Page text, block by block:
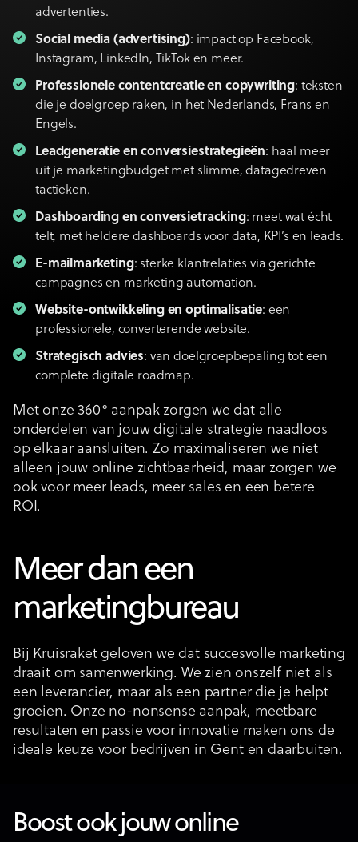
advertenties.
Social media (advertising): impact op Facebook,
Instagram, LinkedIn, TikTok en meer.
Professionele contentcreatie en copywriting: teksten
die je doelgroep raken, in het Nederlands, Frans en
Engels.
Leadgeneratie en conversiestrategieën: haal meer
uit je marketingbudget met slimme, datagedreven
tactieken.
Dashboarding en conversietracking: meet wat écht
telt, met heldere dashboards voor data, KPI’s en leads.
E-mailmarketing: sterke klantrelaties via gerichte
campagnes en marketing automation.
Website-ontwikkeling en optimalisatie: een
professionele, converterende website.
Strategisch advies: van doelgroepbepaling tot een
complete digitale roadmap.
Met onze 360° aanpak zorgen we dat alle
onderdelen van jouw digitale strategie naadloos
op elkaar aansluiten. Zo maximaliseren we niet
alleen jouw online zichtbaarheid, maar zorgen we
ook voor meer leads, meer sales en een betere
ROI.
Meer dan een
marketingbureau
Bij Kruisraket geloven we dat succesvolle marketing
draait om samenwerking. We zien onszelf niet als
een leverancier, maar als een partner die je helpt
groeien. Onze no-nonsense aanpak, meetbare
resultaten en passie voor innovatie maken ons de
ideale keuze voor bedrijven in Gent en daarbuiten.
Boost ook jouw online